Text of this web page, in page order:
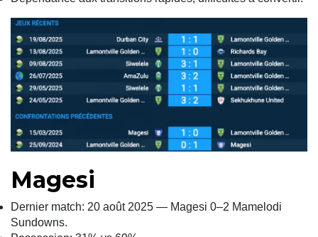
Magesi
Dernier match: 20 août 2025 — Magesi 0–2 Mamelodi
Sundowns.